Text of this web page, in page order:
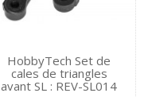
HobbyTech Set de
cales de triangles
avant SL : REV-SL014